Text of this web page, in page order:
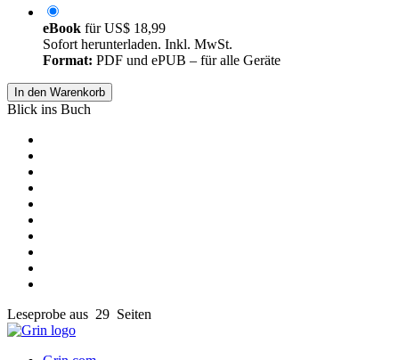
eBook fürUS$ 18,99
Sofort herunterladen. Inkl. MwSt.
Format: PDF und ePUB – für alle Geräte
In den Warenkorb
Blick ins Buch
Leseprobe aus 29 Seiten